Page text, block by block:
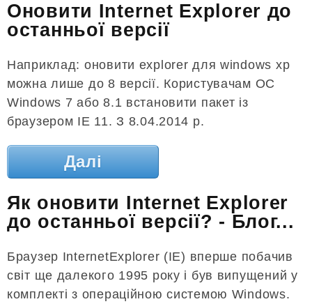
Оновити Internet Explorer до
останньої версії
Наприклад: оновити explorer для windows xp
можна лише до 8 версії. Користувачам ОС
Windows 7 або 8.1 встановити пакет із
браузером IE 11. З 8.04.2014 р.
Далі
Як оновити Internet Explorer
до останньої версії? - Блог...
Браузер InternetExplorer (IE) вперше побачив
світ ще далекого 1995 року і був випущений у
комплекті з операційною системою Windows.